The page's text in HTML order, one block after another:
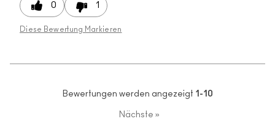
0 1
Diese Bewertung Markieren
Bewertungen werden angezeigt 1-10
Nächste »